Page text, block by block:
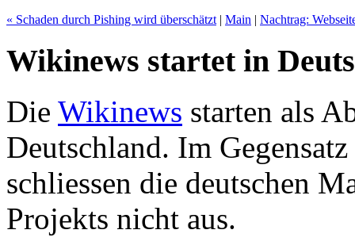
« Schaden durch Pishing wird überschätzt | Main | Nachtrag:
Wikinews startet in
Die Wikinews starten als
Deutschland. Im
schliessen die deutschen
Projekts nicht aus.